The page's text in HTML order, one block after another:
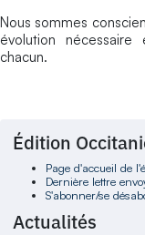
Nous sommes
évolution
chacun.
Édition
Page d'accueil de
Dernière lettre
S'abonner/se
Actualités